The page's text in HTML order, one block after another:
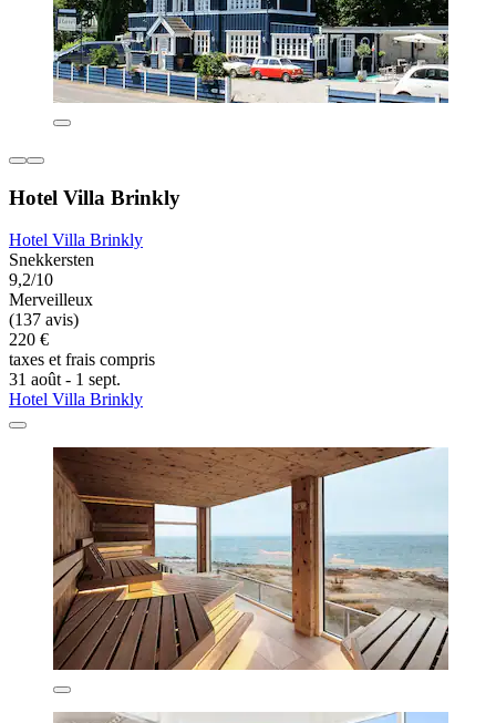
Hotel Villa Brinkly
Hotel Villa Brinkly
Snekkersten
9,2/10
Merveilleux
(137 avis)
220 €
taxes et frais compris
31 août - 1 sept.
Hotel Villa Brinkly